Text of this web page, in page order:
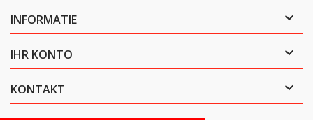
INFORMATIE 
IHR KONTO 
KONTAKT 